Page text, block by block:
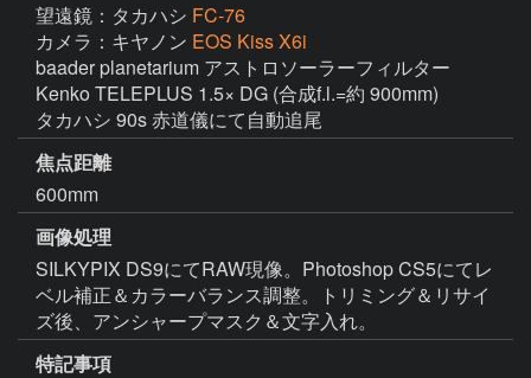
望遠鏡：タカハシ FC-76
カメラ：キヤノン EOS Kiss X6i
baader planetarium アストロソーラーフィルター
Kenko TELEPLUS 1.5× DG (合成f.l.=約 900mm)
タカハシ 90s 赤道儀にて自動追尾
焦点距離
600mm
画像処理
SILKYPIX DS9にてRAW現像。Photoshop CS5にてレ
ベル補正＆カラーバランス調整。トリミング＆リサイ
ズ後、アンシャープマスク＆文字入れ。
特記事項